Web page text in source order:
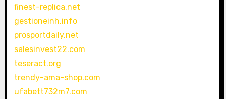
finest-replica.net
gestioneinh.info
prosportdaily.net
salesinvest22.com
teseract.org
trendy-ama-shop.com
ufabett732m7.com